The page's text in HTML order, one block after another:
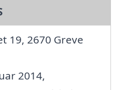
19, 2670 Greve
2014,